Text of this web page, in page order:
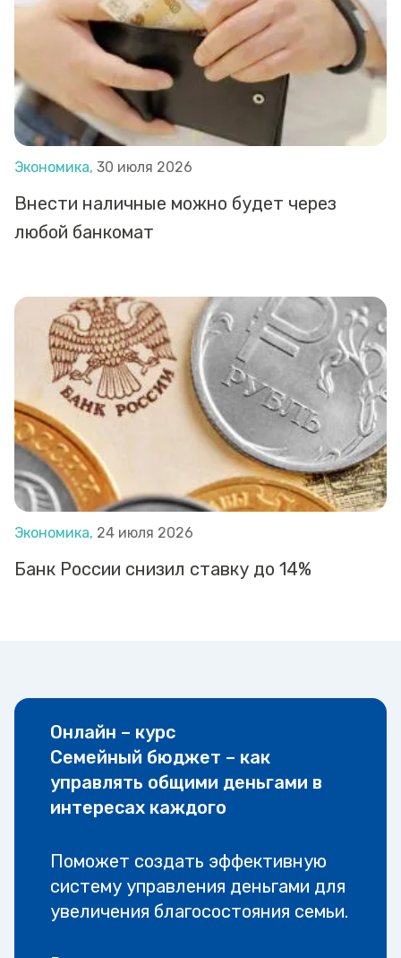
Экономика, 30 июля 2026
Внести наличные можно будет через
любой банкомат
Экономика, 24 июля 2026
Банк России снизил ставку до 14%
Онлайн – курс
Семейный бюджет – как
управлять общими деньгами в
интересах каждого
Поможет создать эффективную
систему управления деньгами для
увеличения благосостояния семьи.